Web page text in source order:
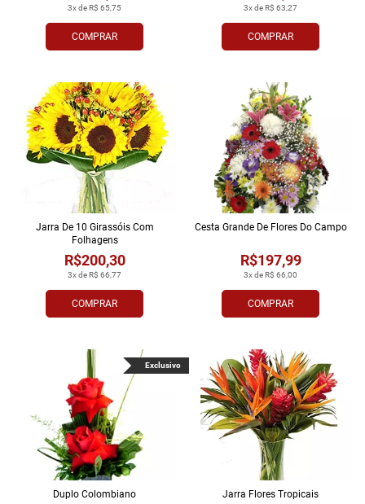
COMPRAR
3x de R$ 65,75
COMPRAR
3x de R$ 63,27
COMPRAR
3x de R$ 66,77
R$200,30
Jarra De 10 Girassóis Com
Folhagens
COMPRAR
3x de R$ 66,00
R$197,99
Cesta Grande De Flores Do Campo
Duplo Colombiano
Exclusivo
Jarra Flores Tropi­cais